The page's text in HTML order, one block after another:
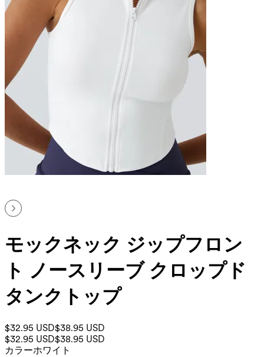
モックネック ジップフロン
ト ノースリーブ クロップド
タンクトップ
$32.95 USD$38.95 USD
$32.95 USD$38.95 USD
カラーホワイト